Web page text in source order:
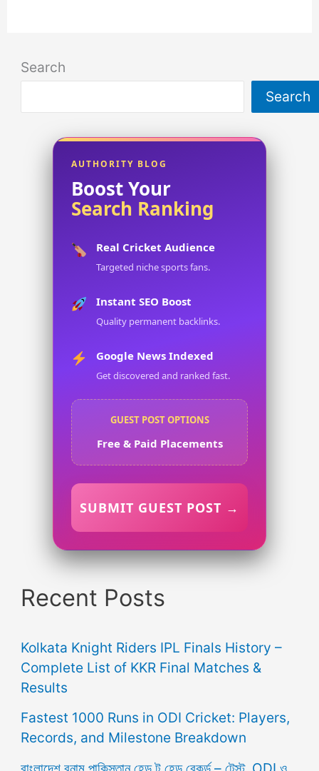
Rivalry:
Records,
Dream11
Search
Search
AUTHORITY BLOG
Boost Your
Search Ranking
Real Cricket Audience
Targeted niche sports fans.
Instant SEO Boost
Quality permanent backlinks.
Google News Indexed
Get discovered and ranked fast.
GUEST POST OPTIONS
Free & Paid Placements
SUBMIT GUEST POST →
Recent Posts
Kolkata Knight Riders IPL Finals History –
Complete List of KKR Final Matches &
Results
Fastest 1000 Runs in ODI Cricket: Players,
Records, and Milestone Breakdown